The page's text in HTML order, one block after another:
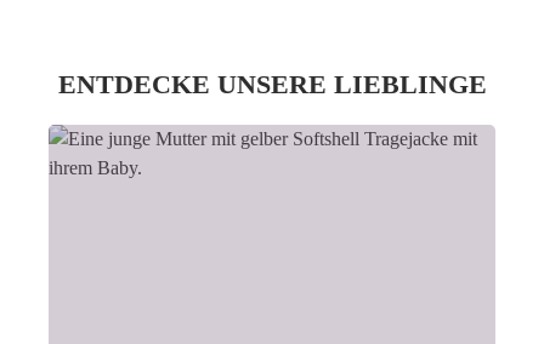
ENTDECKE UNSERE LIEBLINGE
Slider überspringen